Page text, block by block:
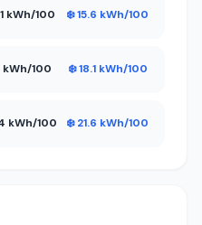
kWh/100 ❄️ 15.6 kWh/100
kWh/100 ❄️ 18.1 kWh/100
kWh/100 ❄️ 21.6 kWh/100